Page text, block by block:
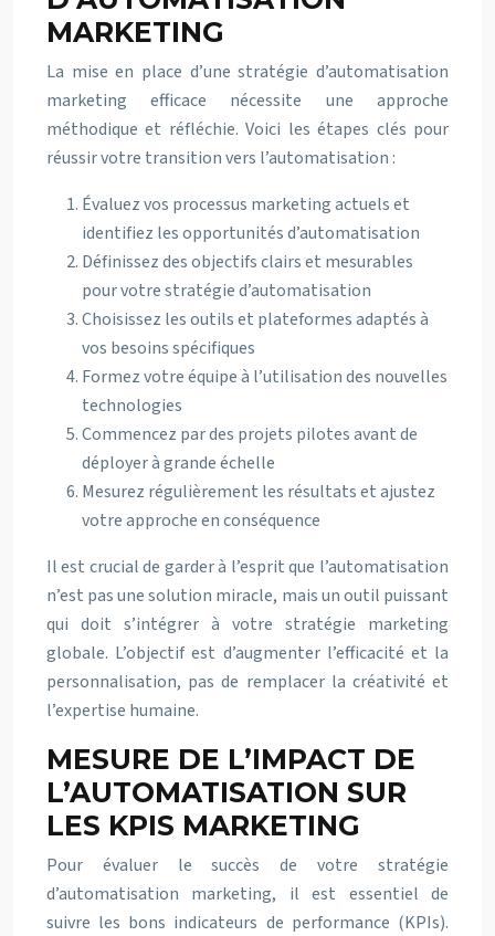
MARKETING
La mise en place d’une stratégie d’automatisation
marketing efficace nécessite une approche
méthodique et réfléchie. Voici les étapes clés pour
réussir votre transition vers l’automatisation :
Évaluez vos processus marketing actuels et
identifiez les opportunités d’automatisation
Définissez des objectifs clairs et mesurables
pour votre stratégie d’automatisation
Choisissez les outils et plateformes adaptés à
vos besoins spécifiques
Formez votre équipe à l’utilisation des nouvelles
technologies
Commencez par des projets pilotes avant de
déployer à grande échelle
Mesurez régulièrement les résultats et ajustez
votre approche en conséquence
Il est crucial de garder à l’esprit que l’automatisation
n’est pas une solution miracle, mais un outil puissant
qui doit s’intégrer à votre stratégie marketing
globale. L’objectif est d’augmenter l’efficacité et la
personnalisation, pas de remplacer la créativité et
l’expertise humaine.
MESURE DE L’IMPACT DE
L’AUTOMATISATION SUR
LES KPIS MARKETING
Pour évaluer le succès de votre stratégie
d’automatisation marketing, il est essentiel de
suivre les bons indicateurs de performance (KPIs).